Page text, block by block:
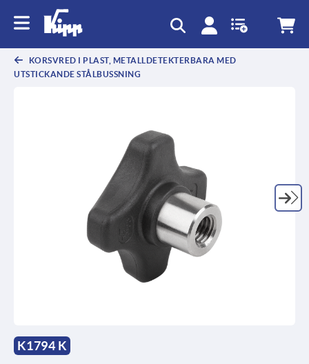
KORSVRED I PLAST, METALLDETEKTERBARA MED
UTSTICKANDE STÅLBUSSNING
K1794 K